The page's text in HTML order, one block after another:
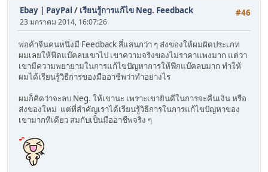
#46
Ebay | PayPal / เรียนรู้การแก้ไข Neg. Feedback
23 มกราคม 2014, 16:07:26
พ่อค้าจีนคนหนึ่งมี Feedback สี่แสนกว่า ๆ ส่งของให้ผมผิดประเภท
ผมเลยให้ฟีดแบ๊คลบเขาไป เขาความจริงของไม่ราคาแพงมาก แต่ว่า
เขามีความพยายามในการแก้ไขปัญหาการให้ฟีกแบ๊คลบมาก ทำให้
ผมได้เรียนรู้วิธีการของมืออาชีพว่าทำอย่างไร
ผมก็คิดว่าจะลบ Neg. ให้เขานะ เพราะเขายินดีในการจะคืนเงิน หรือ
ส่งของใหม่ แต่ที่สำคัญเราได้เรียนรู้วิธีการในการแก้ไขปัญหาของ
เขามากทีเดียว สมกับเป็นมืออาชีพจริง ๆ